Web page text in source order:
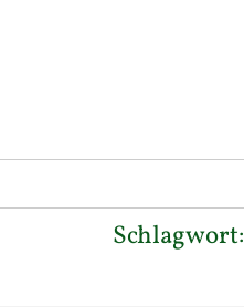
Schlagwort: